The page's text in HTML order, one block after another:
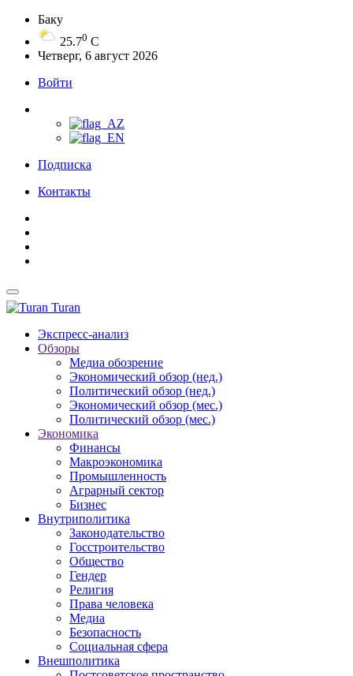
Баку
25.70 C
Четверг, 6 август 2026
Войти
Подписка
Контакты
Turan
Экспресс-анализ
Обзоры
Медиа обозрение
Экономический обзор (нед.)
Политический обзор (нед.)
Экономический обзор (мес.)
Политический обзор (мес.)
Экономика
Финансы
Макроэкономика
Промышленность
Аграрный сектор
Бизнес
Внутриполитика
Законодательство
Госстроительство
Общество
Гендер
Религия
Права человека
Медиа
Безопасность
Социальная сфера
Внешполитика